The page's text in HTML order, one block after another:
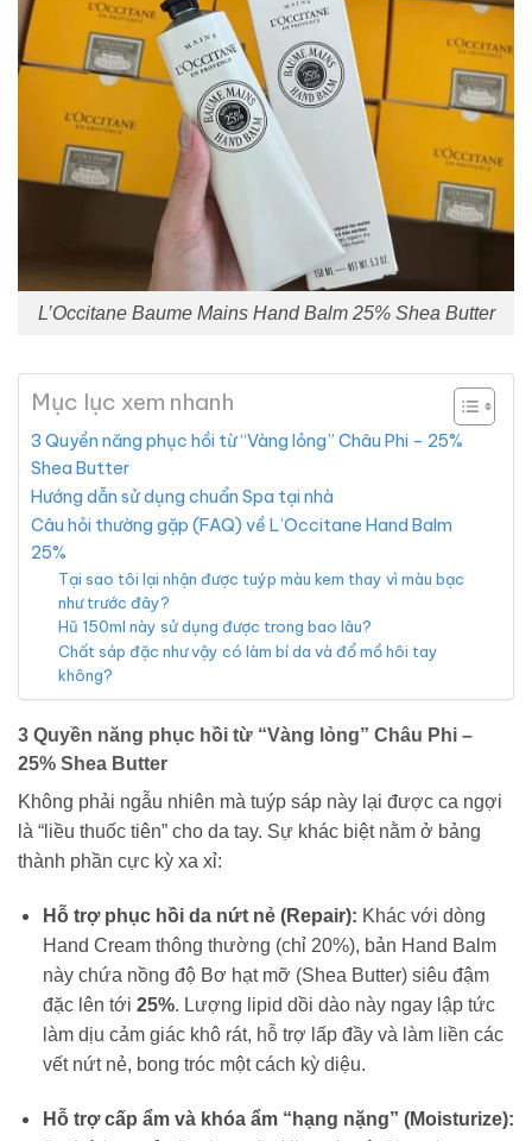
L’Occitane Baume Mains Hand Balm 25% Shea Butter
Mục lục xem nhanh
3 Quyền năng phục hồi từ “Vàng lỏng” Châu Phi – 25%
Shea Butter
Hướng dẫn sử dụng chuẩn Spa tại nhà
Câu hỏi thường gặp (FAQ) về L’Occitane Hand Balm
25%
Tại sao tôi lại nhận được tuýp màu kem thay vì màu bạc
như trước đây?
Hũ 150ml này sử dụng được trong bao lâu?
Chất sáp đặc như vậy có làm bí da và đổ mồ hôi tay
không?
3 Quyền năng phục hồi từ “Vàng lỏng” Châu Phi –
25% Shea Butter
Không phải ngẫu nhiên mà tuýp sáp này lại được ca ngợi
là “liều thuốc tiên” cho da tay. Sự khác biệt nằm ở bảng
thành phần cực kỳ xa xỉ:
Hỗ trợ phục hồi da nứt nẻ (Repair): Khác với dòng
Hand Cream thông thường (chỉ 20%), bản Hand Balm
này chứa nồng độ Bơ hạt mỡ (Shea Butter) siêu đậm
đặc lên tới 25%. Lượng lipid dồi dào này ngay lập tức
làm dịu cảm giác khô rát, hỗ trợ lấp đầy và làm liền các
vết nứt nẻ, bong tróc một cách kỳ diệu.
Hỗ trợ cấp ẩm và khóa ẩm “hạng nặng” (Moisturize):